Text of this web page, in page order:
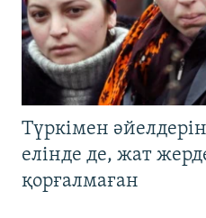
Түркімен
елінде де, жат
қорғалмаған